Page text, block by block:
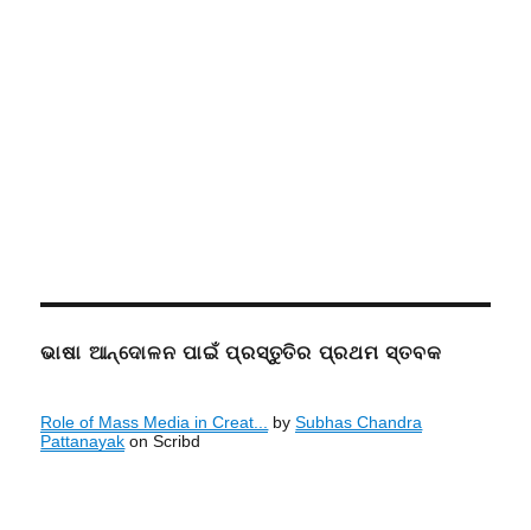
ଭାଷା ଆନ୍ଦୋଳନ ପାଇଁ ପ୍ରସ୍ତୁତିର ପ୍ରଥମ ସ୍ତବକ
Role of Mass Media in Creat... bySubhas Chandra
Pattanayak on Scribd